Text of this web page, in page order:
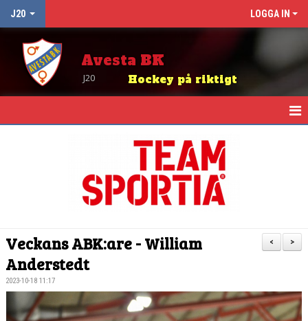
J20 LOGGA IN
Avesta BK
Hockey på riktigt
J20
BEMANNING KIOSK OCH SEKRETARIAT
KONTAKT
TABELL & RESULTAT
>
<
Veckans ABK:are - William
Anderstedt
2023-10-18 11:17